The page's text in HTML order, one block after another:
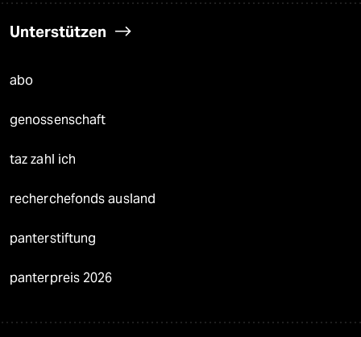
Unterstützen
abo
genossenschaft
taz zahl ich
recherchefonds ausland
panterstiftung
panterpreis 2026